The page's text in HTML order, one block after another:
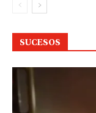
SUCESOS